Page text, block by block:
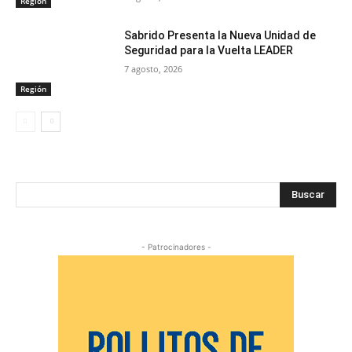
Región
Sabrido Presenta la Nueva Unidad de
Seguridad para la Vuelta LEADER
7 agosto, 2026
Buscar
- Patrocinadores -